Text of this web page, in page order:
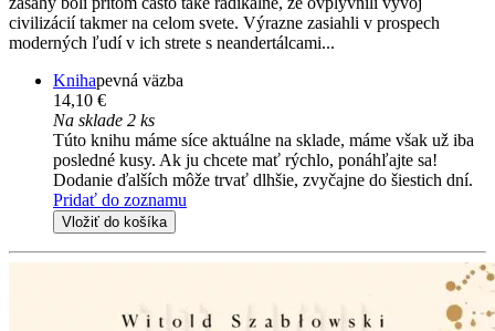
civilizácií takmer na celom svete. Výrazne zasiahli v prospech
moderných ľudí v ich strete s neandertálcami...
Knihapevná väzba
14,10 €
Na sklade 2 ks
Túto knihu máme síce aktuálne na sklade, máme však už iba
posledné kusy. Ak ju chcete mať rýchlo, ponáhľajte sa!
Dodanie ďalších môže trvať dlhšie, zvyčajne do šiestich dní.
Pridať do zoznamu
Vložiť do košíka